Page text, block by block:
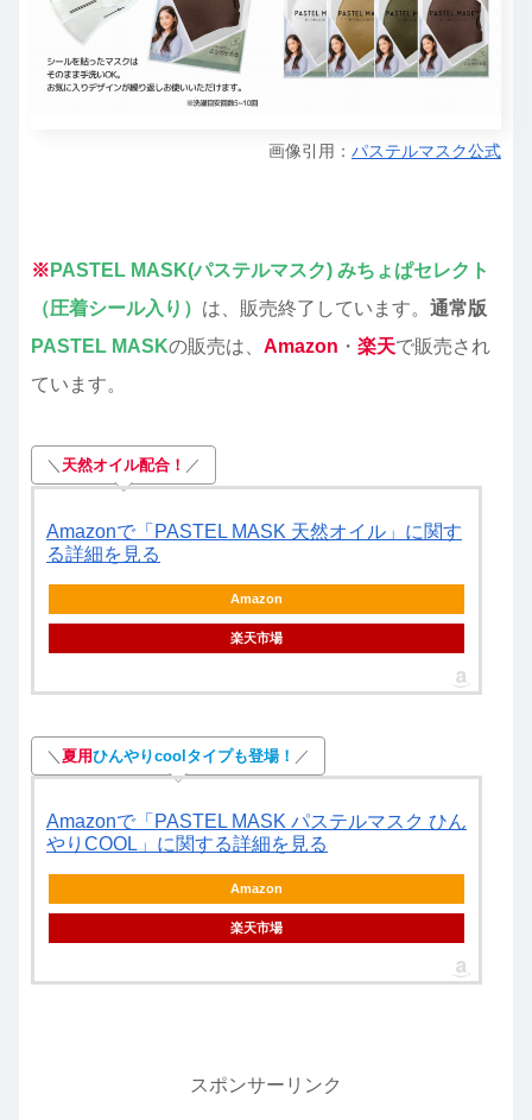
画像引用： パステルマスク公式
※ PASTEL MASK(パステルマスク) みちょぱセレクト
（圧着シール入り） は、販売終了しています。 通常版
PASTEL MASKの販売は、 Amazon ・ 楽天で販売され
ています。
＼ 天然オイル配合！ ／
Amazonで「PASTEL MASK 天然オイル」に関す
る詳細を見る
Amazon
楽天市場
＼ 夏用ひんやりcoolタイプも登場！ ／
Amazonで「PASTEL MASK パステルマスク ひん
やりCOOL」に関する詳細を見る
Amazon
楽天市場
スポンサーリンク